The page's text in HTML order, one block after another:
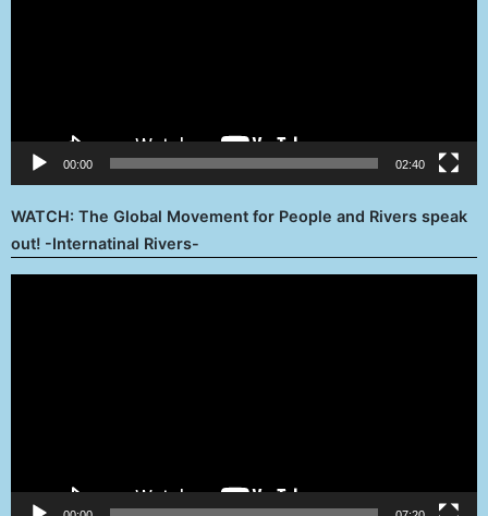
00:00 02:40
WATCH: The Global Movement for People and Rivers speak
out! -Internatinal Rivers-